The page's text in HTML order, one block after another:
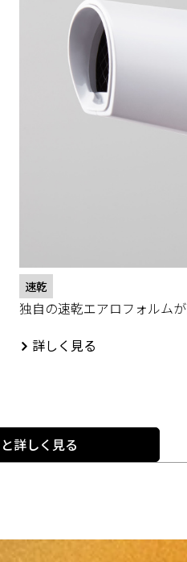
速乾
独自の速乾エアロフォルム
詳しく見る
詳しく見る